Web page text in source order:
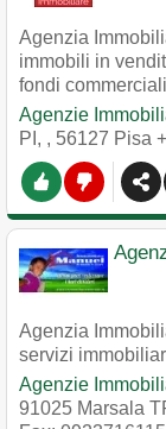
Agenzia
immobili in
fondi
Agenzie
PI, , 56127 Pisa
Agenzia
servizi
Agenzie
91025 Marsala